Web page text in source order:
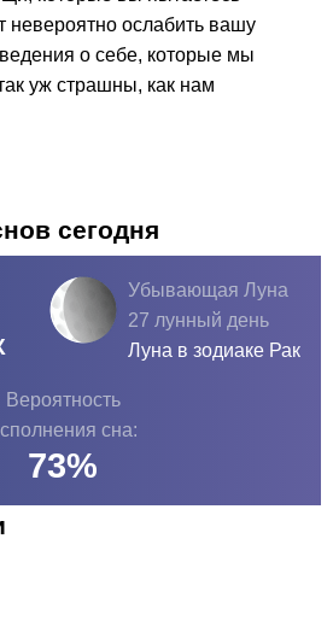
невероятно ослабить вашу
о себе, которые мы
уж страшны, как нам
сегодня
Убывающая Луна
27 лунный день
Луна в зодиаке Рак
Вероятность
сна:
73%